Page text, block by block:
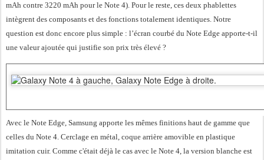
mAh contre 3220 mAh pour le Note 4). Pour le reste, ces deux phablettes
intègrent des composants et des fonctions totalement identiques. Notre
question est donc encore plus simple : l’écran courbé du Note Edge apporte-t-il
une valeur ajoutée qui justifie son prix très élevé ?
Avec le Note Edge, Samsung apporte les mêmes finitions haut de gamme que
celles du Note 4. Cerclage en métal, coque arrière amovible en plastique
imitation cuir. Comme c'était déjà le cas avec le Note 4, la version blanche est